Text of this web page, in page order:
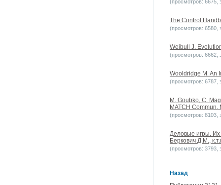
(просмотров: 6675,
The Control
(просмотров: 6580,
Weibull J.
(просмотров: 6662,
Wooldridge M. An
(просмотров: 6787,
M. Goubko, C.
MATCH Commun.
(просмотров: 8103,
Деловые игры. Их
Беркович Д.М.,
(просмотров: 3793,
Назад